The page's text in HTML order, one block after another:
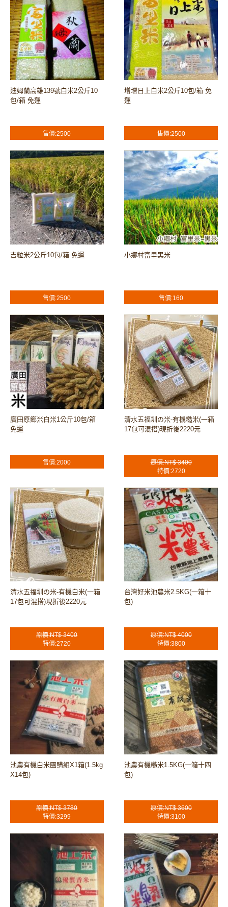
迪姆蘭高雄139號白米2公斤10
包/箱 免運
售價:2500
增增日上白米2公斤10包/箱 免
運
售價:2500
吉粒米2公斤10包/箱 免運
售價:2500
小鄉村富里黑米
售價:160
廣田原鄉米白米1公斤10包/箱
免運
售價:2000
清水五福圳の米-有機糙米(一箱
17包可混搭)現折後2220元
原價:NT$ 3400
特價:2720
清水五福圳の米-有機白米(一箱
17包可混搭)現折後2220元
原價:NT$ 3400
特價:2720
台灣好米池農米2.5KG(一箱十
包)
原價:NT$ 4000
特價:3800
池農有機白米團購組X1箱(1.5kg
X14包)
原價:NT$ 3780
特價:3299
池農有機糙米1.5KG(一箱十四
包)
原價:NT$ 3600
特價:3100